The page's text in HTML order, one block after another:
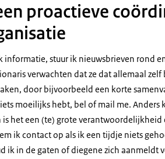
proactieve
informatie, stuur ik nieuwsbrieven rond
verwachten dat ze dat allemaal
door bijvoorbeeld een korte
moeilijks hebt, bel of mail me.
is het een (te) grote
ik contact op als ik een tijdje niets
ik in de gaten of diegene zich aanmeldt